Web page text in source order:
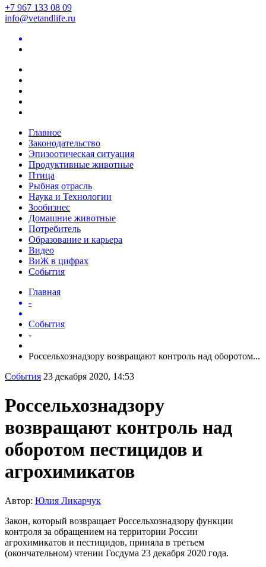
+7 967 133 08 09
info@vetandlife.ru
Главное
Законодательство
Эпизоотическая ситуация
Продуктивные животные
Птица
Рыбная отрасль
Наука и Технологии
Зообизнес
Домашние животные
Потребитель
Образование и карьера
Видео
ВиЖ в цифрах
События
Главная
-
События
-
Россельхознадзору возвращают контроль над оборотом...
События 23 декабря 2020, 14:53
Россельхознадзору
возвращают контроль над
оборотом пестицидов и
агрохимикатов
Автор: Юлия Ликарчук
Закон, который возвращает Россельхознадзору функции
контроля за обращением на территории России
агрохимикатов и пестицидов, приняла в третьем
(окончательном) чтении Госдума 23 декабря 2020 года.